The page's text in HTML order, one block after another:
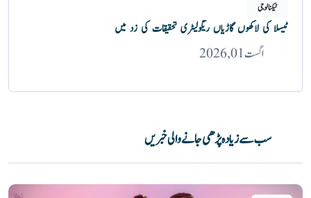
ٹیکنالوجی
ٹیسلا کی لاکھوں گاڑیاں ریگولیٹری تحقیقات کی زد میں
اگست 01, 2026
سب سے زیادہ پڑھی جانے والی خبریں